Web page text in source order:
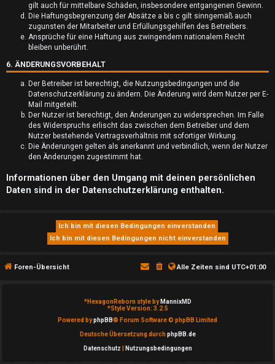
n
h
F
gilt auch für mittelbare Schäden, insbesondere entgangenen Gewinn.
Die Haftungsbegrenzung der Absätze a bis c gilt sinngemäß auch
zugunsten der Mitarbeiter und Erfüllungsgehilfen des Betreibers.
Ansprüche für eine Haftung aus zwingendem nationalem Recht
bleiben unberührt.
6. ÄNDERUNGSVORBEHALT
Der Betreiber ist berechtigt, die Nutzungsbedingungen und die
Datenschutzerklärung zu ändern. Die Änderung wird dem Nutzer per E-
Mail mitgeteilt.
Der Nutzer ist berechtigt, den Änderungen zu widersprechen. Im Falle
des Widerspruchs erlischt das zwischen dem Betreiber und dem
Nutzer bestehende Vertragsverhältnis mit sofortiger Wirkung.
Die Änderungen gelten als anerkannt und verbindlich, wenn der Nutzer
den Änderungen zugestimmt hat.
Informationen über den Umgang mit deinen persönlichen
Daten sind in der Datenschutzerklärung enthalten.
Foren-Übersicht Alle Zeiten sind UTC+01:00
*HexagonReborn style by MannixMD
*Style Version: 3.2.5
Powered byphpBB® Forum Software © phpBB Limited
Deutsche Übersetzung durch phpBB.de
Datenschutz Nutzungsbedingungen